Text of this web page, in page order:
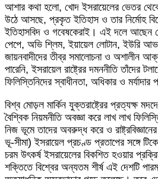
আশার কথা হলো, খোদ ইসরায়েলের ভেতর
উঠে আসছে, প্রকৃত ইতিহাস ও তার নির্মোহ
ইতিহাসবিদ ও গবেষকেরাই। এই দলে আছেন
পেপে, অভি শ্লিম, ইয়ায়েল লোটান, ইউরি
জায়নবাদীদের তীব্র সমালোচনা ও অশালীন
পারেনি, ইসরায়েল রাষ্ট্রের দমননীতি তাঁদের
ফিলিস্তিনিদের স্বাধীনতা, অধিকার ও
বিশ্ব মোড়ল মার্কিন যুক্তরাষ্ট্রের প্রত্যক্ষ
বৈশ্বিক নিয়মনীতি অবজ্ঞা করে লাখ লাখ
নিজ ভূমে তাদের অবরুদ্ধ করে ও রাষ্ট্রবিজ্ঞানের
ভূ-সীমা) ইসরায়েল প্রচণ্ড প্রতাপের সঙ্গে
চরম উৎকর্ষ ইসরায়েলের বিকশিত হওয়ার
শক্তিতে বিশ্বের অন্যতম শীর্ষ এই দেশটি